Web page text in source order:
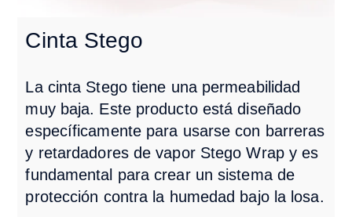
Cinta Stego
La cinta Stego tiene una permeabilidad
muy baja. Este producto está diseñado
específicamente para usarse con barreras
y retardadores de vapor Stego Wrap y es
fundamental para crear un sistema de
protección contra la humedad bajo la losa.